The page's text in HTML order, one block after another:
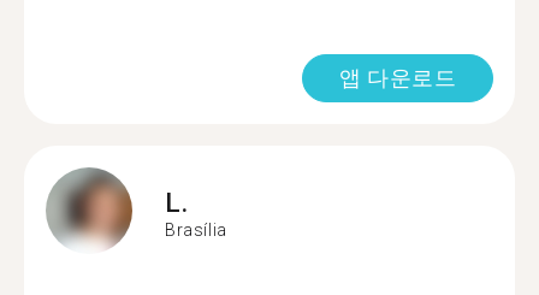
앱 다운로드
L.
Brasília